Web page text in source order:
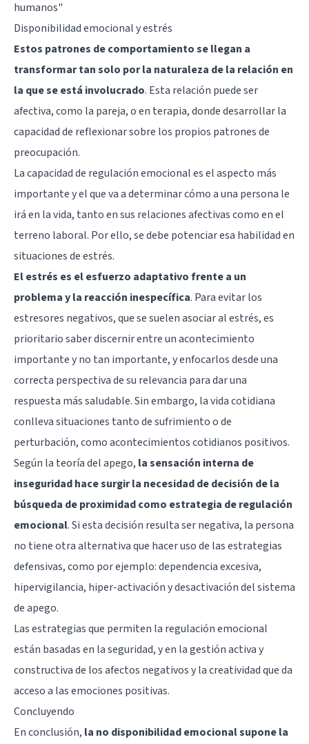
humanos"
Disponibilidad emocional y estrés
Estos patrones de comportamiento se llegan a
transformar tan solo por la naturaleza de la relación en
la que se está involucrado. Esta relación puede ser
afectiva, como la pareja, o en terapia, donde desarrollar la
capacidad de reflexionar sobre los propios patrones de
preocupación.
La capacidad de regulación emocional es el aspecto más
importante y el que va a determinar cómo a una persona le
irá en la vida, tanto en sus relaciones afectivas como en el
terreno laboral. Por ello, se debe potenciar esa habilidad en
situaciones de estrés.
El estrés es el esfuerzo adaptativo frente a un
problema y la reacción inespecífica. Para evitar los
estresores negativos, que se suelen asociar al estrés, es
prioritario saber discernir entre un acontecimiento
importante y no tan importante, y enfocarlos desde una
correcta perspectiva de su relevancia para dar una
respuesta más saludable. Sin embargo, la vida cotidiana
conlleva situaciones tanto de sufrimiento o de
perturbación, como acontecimientos cotidianos positivos.
Según la teoría del apego, la sensación interna de
inseguridad hace surgir la necesidad de decisión de la
búsqueda de proximidad como estrategia de regulación
emocional. Si esta decisión resulta ser negativa, la persona
no tiene otra alternativa que hacer uso de las estrategias
defensivas, como por ejemplo: dependencia excesiva,
hipervigilancia, hiper-activación y desactivación del sistema
de apego.
Las estrategias que permiten la regulación emocional
están basadas en la seguridad, y en la gestión activa y
constructiva de los afectos negativos y la creatividad que da
acceso a las emociones positivas.
Concluyendo
En conclusión, la no disponibilidad emocional supone la